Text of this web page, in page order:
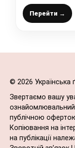
Перейти →
© 2026 Українська
Звертаємо вашу
ознайомлювальний
публічною
Копіювання на
на публікації